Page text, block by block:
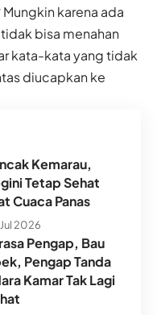
karena ada
bisa menahan
kata-kata yang tidak
diucapkan ke
Kemarau,
Tetap Sehat
Cuaca Panas
2026
Pengap, Bau
Pengap Tanda
Kamar Tak Lagi